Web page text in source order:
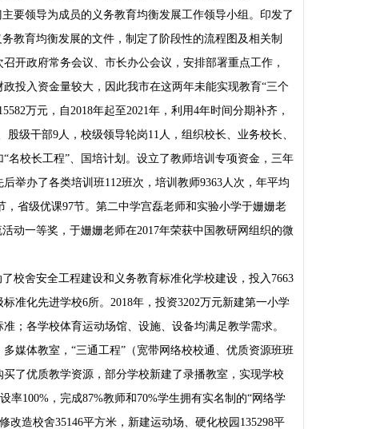
要领导为成员的义务教育均衡发展工作领导小组。印发了
教育均衡发展的文件，制定了阶段性的流程图及相关制
开政府常务会议、市长办公会议，安排部署重点工作，
投入资金量较大，因此我市在这两年未能实现教育“三个
万元，自2018年起至2021年，利用4年时间分期补齐，
级干部9人，校级领导轮岗11人，组织校长、业务校长、
校长工程”、国培计划。设立了教师培训专项资金，三年
举办了各类培训班112班次，培训教师9363人次，年平均
省级优课97节。第二中学宫磊老师和实验小学于姗姗老
动一等奖，于姗姗老师在2017年荣获中国教研网组织的微
校舍安全工程建设和义务教育标准化学校建设，投入7663
准化先进学校6所。2018年，投资3202万元新建第一小学
；各学校体育运动场馆、设施、设备均满足教学需求。
媒体教室，“三通工程”（宽带网络校校通、优质资源班班
了优质教学资源，部分学校新建了录播教室，实现学校
100%，完成87%教师和70%学生拥有实名制的“网络学
改造校舍35146平方米，新建运动场、硬化校园135298平